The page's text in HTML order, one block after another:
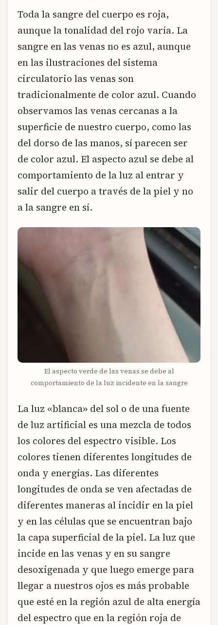
Toda la sangre del cuerpo es roja,
aunque la tonalidad del rojo varía. La
sangre en las venas no es azul, aunque
en las ilustraciones del sistema
circulatorio las venas son
tradicionalmente de color azul. Cuando
observamos las venas cercanas a la
superficie de nuestro cuerpo, como las
del dorso de las manos, sí parecen ser
de color azul. El aspecto azul se debe al
comportamiento de la luz al entrar y
salir del cuerpo a través de la piel y no
a la sangre en sí.
El aspecto verde de las venas se debe al
comportamiento de la luz incidente en la sangre
La luz «blanca» del sol o de una fuente
de luz artificial es una mezcla de todos
los colores del espectro visible. Los
colores tienen diferentes longitudes de
onda y energías. Las diferentes
longitudes de onda se ven afectadas de
diferentes maneras al incidir en la piel
y en las células que se encuentran bajo
la capa superficial de la piel. La luz que
incide en las venas y en su sangre
desoxigenada y que luego emerge para
llegar a nuestros ojos es más probable
que esté en la región azul de alta energía
del espectro que en la región roja de